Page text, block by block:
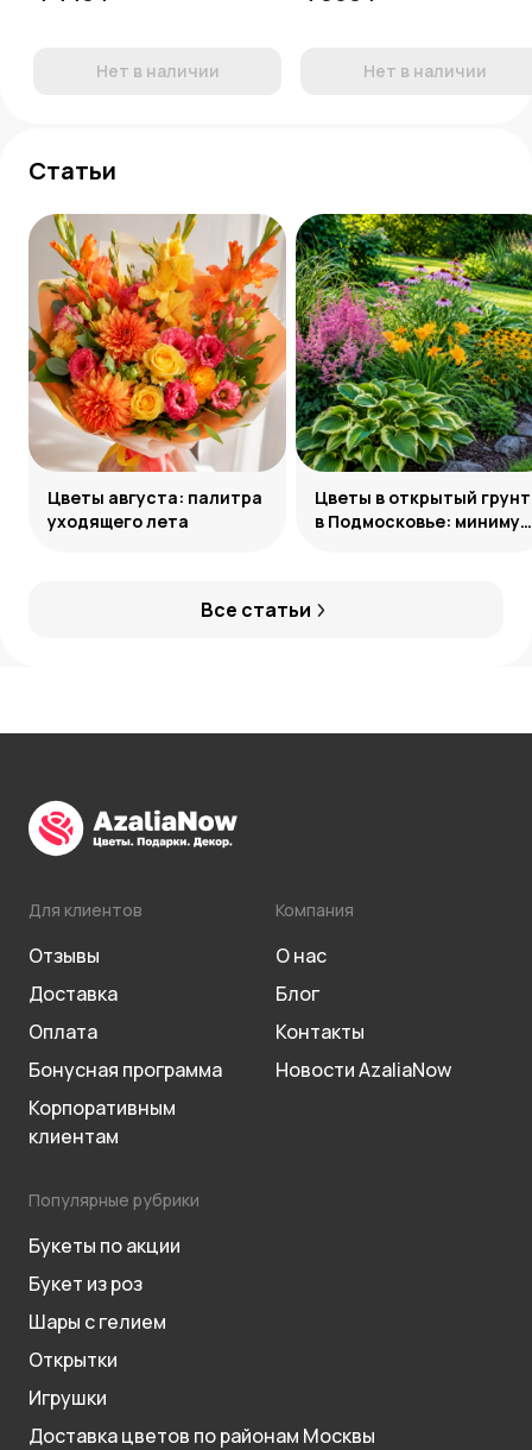
Нет в наличии Нет в наличии
Статьи
Все статьи
Цветы августа: палитра
уходящего лета
Цветы в открытый грунт
в Подмосковье: минимум
Для клиентов
Отзывы
Доставка
Оплата
Бонусная программа
Корпоративным
клиентам
Компания
О нас
Блог
Контакты
Новости AzaliaNow
Популярные рубрики
Букеты по акции
Букет из роз
Шары с гелием
Открытки
Игрушки
Доставка цветов по районам Москвы